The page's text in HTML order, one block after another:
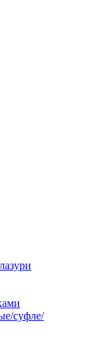
суфле/